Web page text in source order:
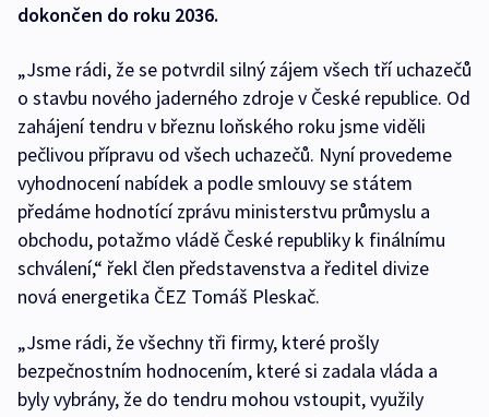
dokončen do roku 2036.
„Jsme rádi, že se potvrdil silný zájem všech tří uchazečů
o stavbu nového jaderného zdroje v České republice. Od
zahájení tendru v březnu loňského roku jsme viděli
pečlivou přípravu od všech uchazečů. Nyní provedeme
vyhodnocení nabídek a podle smlouvy se státem
předáme hodnotící zprávu ministerstvu průmyslu a
obchodu, potažmo vládě České republiky k finálnímu
schválení,“ řekl člen představenstva a ředitel divize
nová energetika ČEZ Tomáš Pleskač.
„Jsme rádi, že všechny tři firmy, které prošly
bezpečnostním hodnocením, které si zadala vláda a
byly vybrány, že do tendru mohou vstoupit, využily